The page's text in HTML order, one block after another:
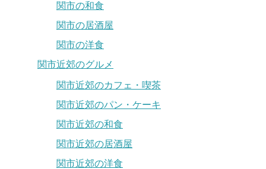
関市の和食
関市の居酒屋
関市の洋食
関市近郊のグルメ
関市近郊のカフェ・喫茶
関市近郊のパン・ケーキ
関市近郊の和食
関市近郊の居酒屋
関市近郊の洋食